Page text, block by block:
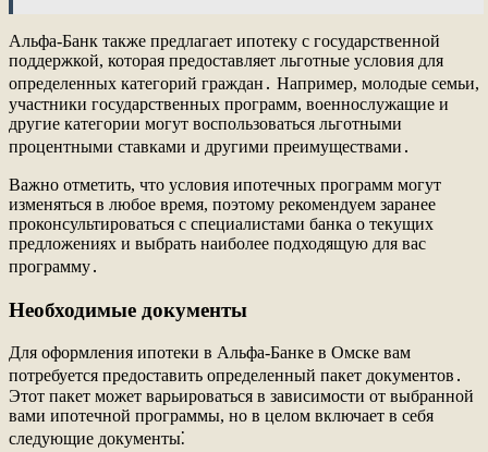
Альфа-Банк также предлагает ипотеку с государственной
поддержкой, которая предоставляет льготные условия для
определенных категорий граждан․ Например, молодые семьи,
участники государственных программ, военнослужащие и
другие категории могут воспользоваться льготными
процентными ставками и другими преимуществами․
Важно отметить, что условия ипотечных программ могут
изменяться в любое время, поэтому рекомендуем заранее
проконсультироваться с специалистами банка о текущих
предложениях и выбрать наиболее подходящую для вас
программу․
Необходимые документы
Для оформления ипотеки в Альфа-Банке в Омске вам
потребуется предоставить определенный пакет документов․
Этот пакет может варьироваться в зависимости от выбранной
вами ипотечной программы, но в целом включает в себя
следующие документы⁚